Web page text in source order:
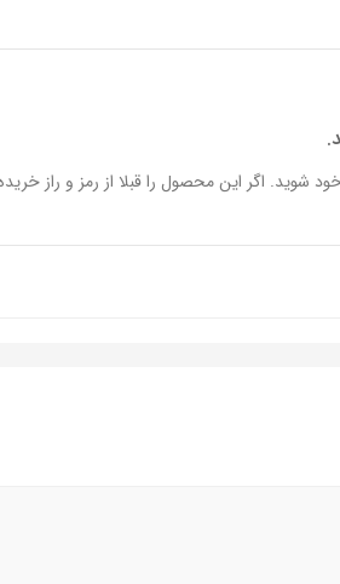
20،24 سانتی متر
دارد
2 عدد
شوید. اگر این محصول را قبلا از رمز و راز